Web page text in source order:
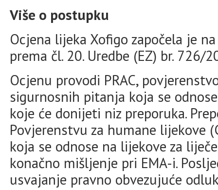
Više o postupku
Ocjena lijeka Xofigo započela je
prema čl. 20. Uredbe (EZ) br. 726/
Ocjenu provodi PRAC,
sigurnosnih pitanja koja se
koje će donijeti niz preporuka.
Povjerenstvu za humane lijekove
koja se odnose na lijekove za
konačno mišljenje pri EMA-i.
usvajanje pravno obvezujuće